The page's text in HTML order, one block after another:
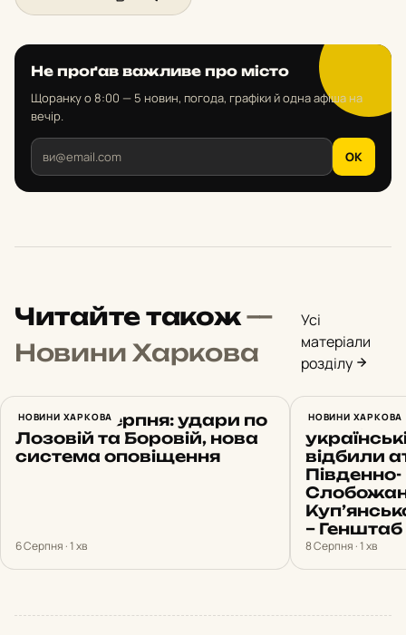
Не проґав важливе про місто
Щоранку о 8:00 — 5 новин, погода, графіки й одна афіша на
вечір.
OK
Читайте також—
Новини Харкова
Усі
матеріали
розділу
НОВИНИ ХАРКОВА
Харків 6 серпня: удари по
Лозовій та Боровій, нова
система оповіщення
6 Серпня · 1 хв
НОВИНИ ХАРКОВА
14
відбили
Південно-
–
8 Серпня · 1 хв